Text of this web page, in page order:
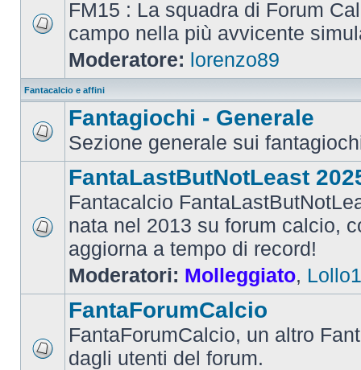
FM15 : La squadra di Forum
campo nella più avvicente
Moderatore: lorenzo89
Fantacalcio e affini
Fantagiochi - Generale
Sezione generale sui
FantaLastButNotLeast
Fantacalcio
nata nel 2013 su forum calcio,
aggiorna a tempo di record!
Moderatori: Molleggiato,
FantaForumCalcio
FantaForumCalcio, un altro
dagli utenti del forum.